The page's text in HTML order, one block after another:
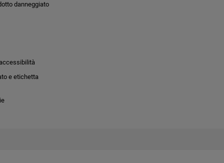
danneggiato
e etichetta